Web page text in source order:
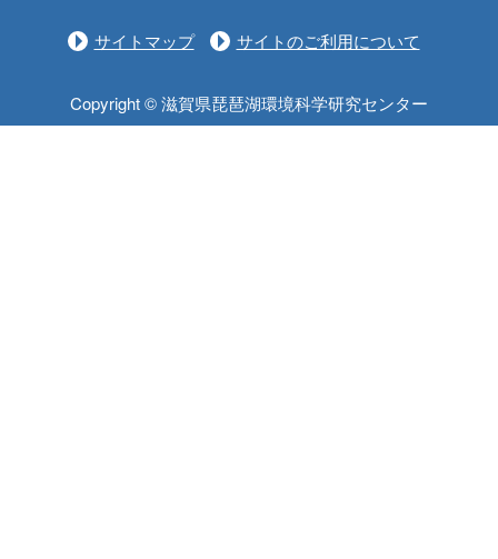
サイトマップ サイトのご利用について
Copyright © 滋賀県琵琶湖環境科学研究センター